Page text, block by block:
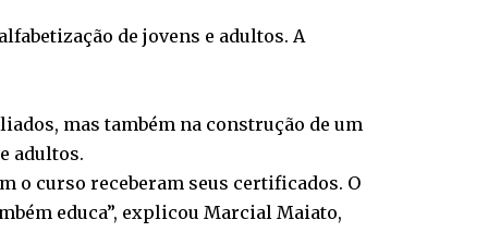
de jovens e adultos. A
mas também na construção de um
adultos.
o curso receberam seus certificados. O
educa”, explicou Marcial Maiato,